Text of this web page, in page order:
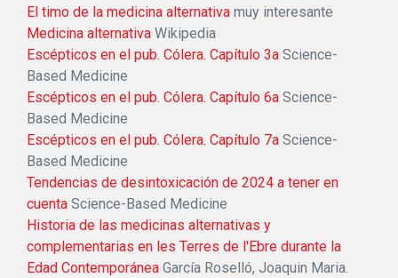
El timo de la medicina alternativa muy interesante
Medicina alternativa Wikipedia
Escépticos en el pub. Cólera. Capítulo 3a Science-
Based Medicine
Escépticos en el pub. Cólera. Capítulo 6a Science-
Based Medicine
Escépticos en el pub. Cólera. Capítulo 7a Science-
Based Medicine
Tendencias de desintoxicación de 2024 a tener en
cuenta Science-Based Medicine
Historia de las medicinas alternativas y
complementarias en les Terres de l'Ebre durante la
Edad Contemporánea García Roselló, Joaquin Maria.